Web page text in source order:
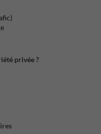
privée ?